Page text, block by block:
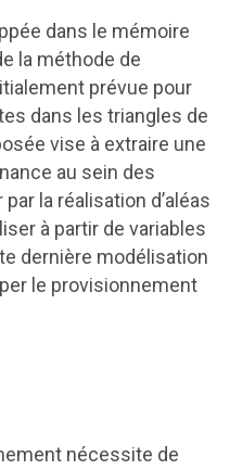
dans le mémoire
la méthode de
prévue pour
dans les triangles de
vise à extraire une
au sein des
la réalisation d’aléas
à partir de variables
dernière modélisation
le provisionnement
nécessite de